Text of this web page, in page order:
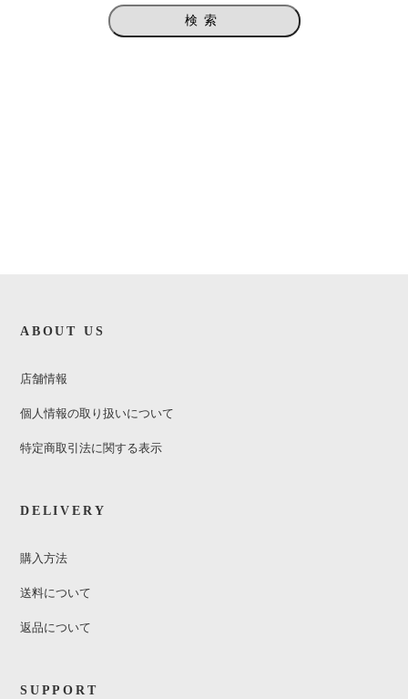
検索
ABOUT US
店舗情報
個人情報の取り扱いについて
特定商取引法に関する表示
DELIVERY
購入方法
送料について
返品について
SUPPORT